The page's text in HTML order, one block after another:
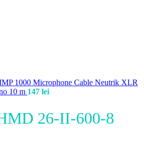
1000 Microphone Cable Neutrik XLR
10 m 147 lei
26-II-600-8